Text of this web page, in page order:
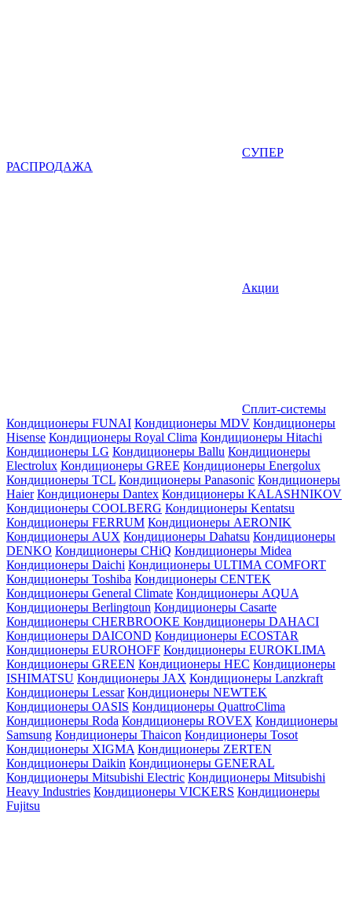
СУПЕР
РАСПРОДАЖА
Акции
Сплит-системы
Кондиционеры FUNAI Кондиционеры MDV Кондиционеры
Hisense Кондиционеры Royal Clima Кондиционеры Hitachi
Кондиционеры LG Кондиционеры Ballu Кондиционеры
Electrolux Кондиционеры GREE Кондиционеры Energolux
Кондиционеры TCL Кондиционеры Panasonic Кондиционеры
Haier Кондиционеры Dantex Кондиционеры KALASHNIKOV
Кондиционеры СOOLBERG Кондиционеры Kentatsu
Кондиционеры FERRUM Кондиционеры AERONIK
Кондиционеры AUX Кондиционеры Dahatsu Кондиционеры
DENKO Кондиционеры CHiQ Кондиционеры Midea
Кондиционеры Daichi Кондиционеры ULTIMA COMFORT
Кондиционеры Toshiba Кондиционеры CENTEK
Кондиционеры General Climate Кондиционеры AQUA
Кондиционеры Berlingtoun Кондиционеры Casarte
Кондиционеры CHERBROOKE Кондиционеры DAHACI
Кондиционеры DAICOND Кондиционеры ECOSTAR
Кондиционеры EUROHOFF Кондиционеры EUROKLIMA
Кондиционеры GREEN Кондиционеры HEC Кондиционеры
ISHIMATSU Кондиционеры JAX Кондиционеры Lanzkraft
Кондиционеры Lessar Кондиционеры NEWTEK
Кондиционеры OASIS Кондиционеры QuattroClima
Кондиционеры Roda Кондиционеры ROVEX Кондиционеры
Samsung Кондиционеры Thaicon Кондиционеры Tosot
Кондиционеры XIGMA Кондиционеры ZERTEN
Кондиционеры Daikin Кондиционеры GENERAL
Кондиционеры Mitsubishi Electric Кондиционеры Mitsubishi
Heavy Industries Кондиционеры VICKERS Кондиционеры
Fujitsu